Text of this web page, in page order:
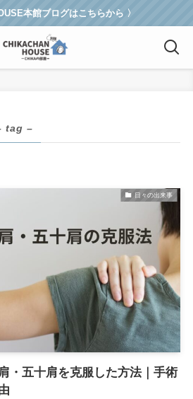
本館ブログはこちらから 〉
tag –
日々の出来事
・五十肩を克服した方法｜手術